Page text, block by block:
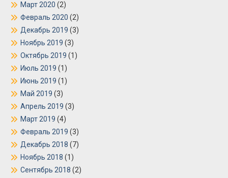
Март 2020 (2)
Февраль 2020 (2)
Декабрь 2019 (3)
Ноябрь 2019 (3)
Октябрь 2019 (1)
Июль 2019 (1)
Июнь 2019 (1)
Май 2019 (3)
Апрель 2019 (3)
Март 2019 (4)
Февраль 2019 (3)
Декабрь 2018 (7)
Ноябрь 2018 (1)
Сентябрь 2018 (2)